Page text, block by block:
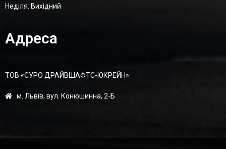
Неділя: Вихідний
Адреса
ТОВ «ЄУРО ДРАЙВШАФТC-ЮКРЕЙН»
м. Львів, вул. Конюшинна, 2-Б